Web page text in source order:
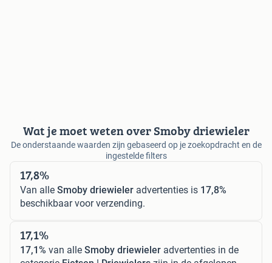
Wat je moet weten over Smoby driewieler
De onderstaande waarden zijn gebaseerd op je zoekopdracht en de
ingestelde filters
17,8%
Van alle Smoby driewieler advertenties is 17,8%
beschikbaar voor verzending.
17,1%
17,1% van alle Smoby driewieler advertenties in de